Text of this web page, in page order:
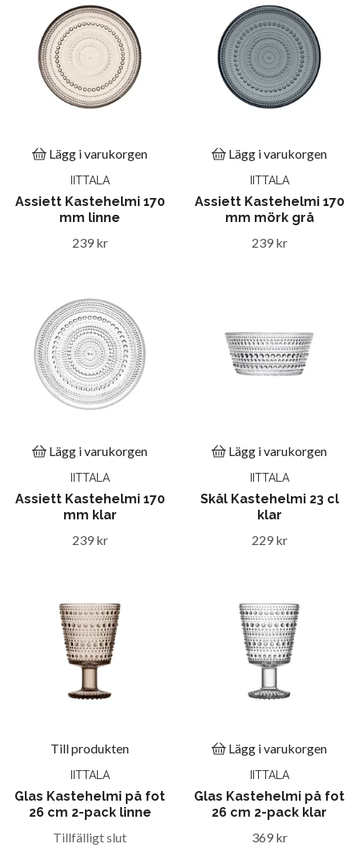
Lägg i varukorgen
IITTALA
Assiett Kastehelmi 170
mm linne
239 kr
Lägg i varukorgen
IITTALA
Assiett Kastehelmi 170
mm mörk grå
239 kr
Lägg i varukorgen
IITTALA
Assiett Kastehelmi 170
mm klar
239 kr
Lägg i varukorgen
IITTALA
Skål Kastehelmi 23 cl
klar
229 kr
Till produkten
IITTALA
Glas Kastehelmi på fot
26 cm 2-pack linne
Tillfälligt slut
Lägg i varukorgen
IITTALA
Glas Kastehelmi på fot
26 cm 2-pack klar
369 kr